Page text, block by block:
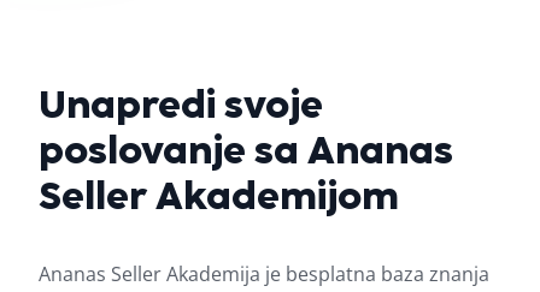
Unapredi svoje
poslovanje sa Ananas
SellerAkademijom
Ananas Seller Akademija je besplatna baza znanja